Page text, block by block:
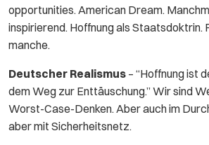
opportunities. American Dream.
inspirierend. Hoffnung als Staatsdoktrin.
manche.
Deutscher Realismus – “Hoffnung ist
dem Weg zur Enttäuschung.” Wir sind
Worst-Case-Denken. Aber auch im
aber mit Sicherheitsnetz.